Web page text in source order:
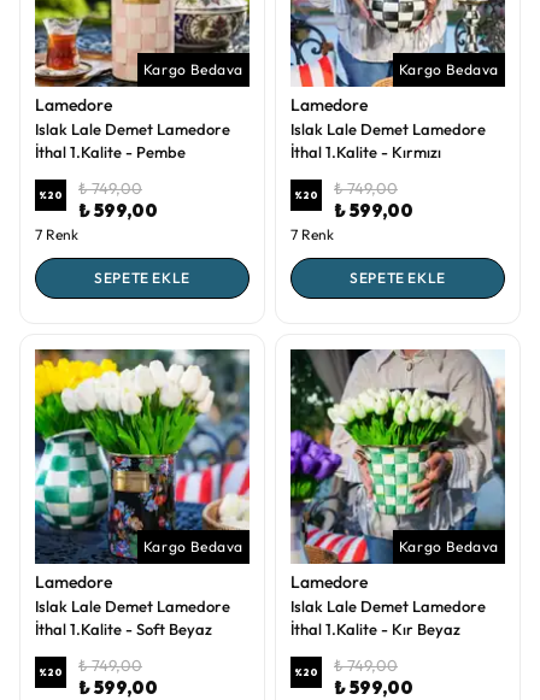
Kargo Bedava
Lamedore
Islak Lale Demet Lamedore
İthal 1.Kalite - Pembe
%20 ₺ 749,00
₺ 599,00
7 Renk
SEPETE EKLE
Kargo Bedava
Lamedore
Islak Lale Demet Lamedore
İthal 1.Kalite - Kırmızı
%20 ₺ 749,00
₺ 599,00
7 Renk
SEPETE EKLE
Kargo Bedava
Lamedore
Islak Lale Demet Lamedore
İthal 1.Kalite - Soft Beyaz
%20 ₺ 749,00
₺ 599,00
Kargo Bedava
Lamedore
Islak Lale Demet Lamedore
İthal 1.Kalite - Kır Beyaz
%20 ₺ 749,00
₺ 599,00